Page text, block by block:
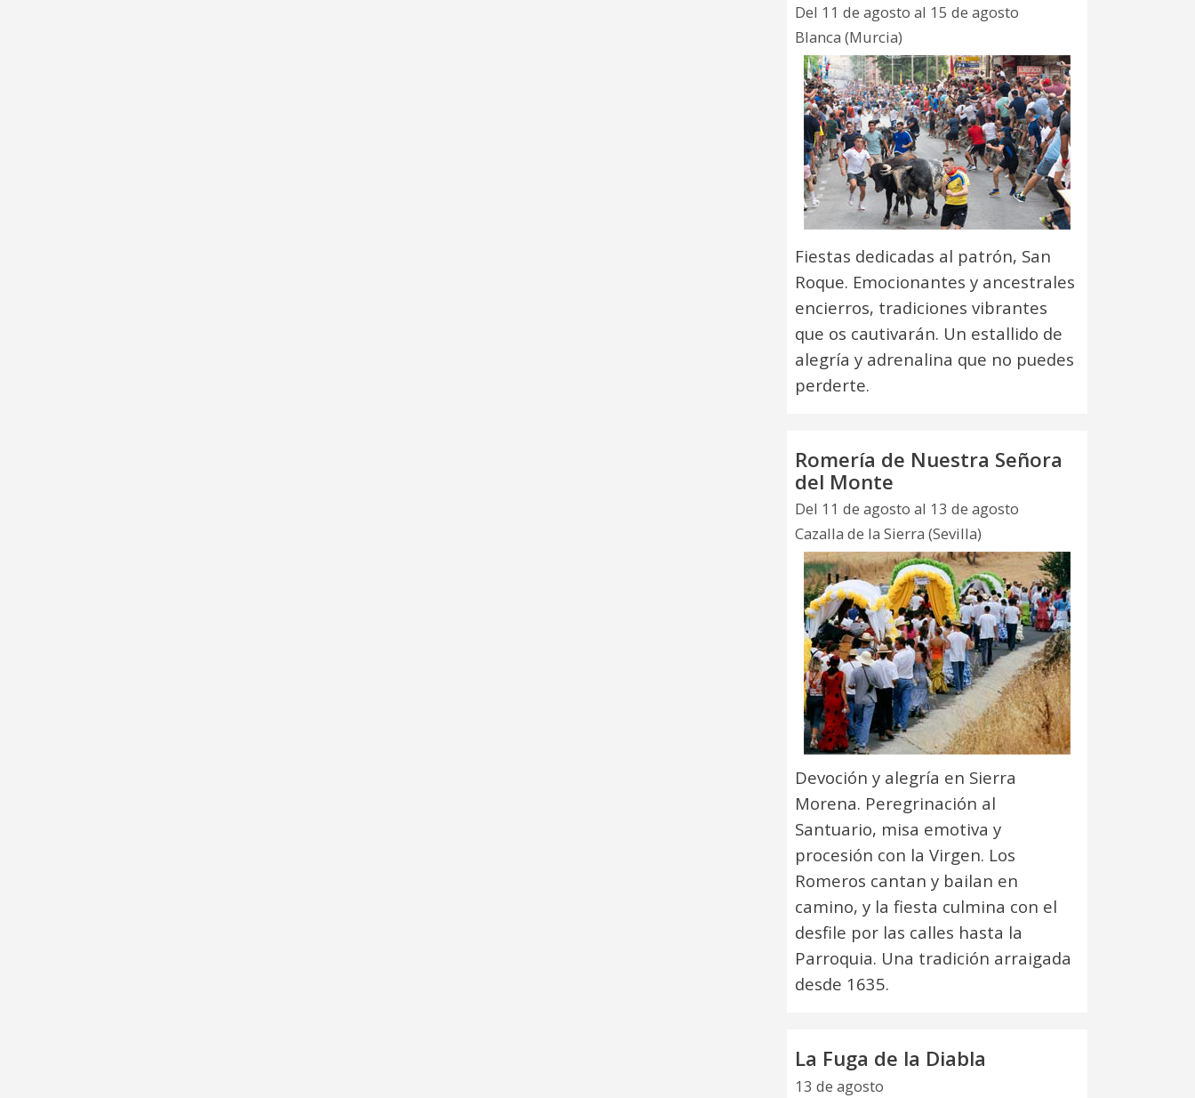
Del 11 de agosto al 15 de agosto
Blanca (Murcia)
Fiestas dedicadas al patrón, San
Roque. Emocionantes y ancestrales
encierros, tradiciones vibrantes
que os cautivarán. Un estallido de
alegría y adrenalina que no puedes
perderte.
Romería de Nuestra Señora
del Monte
Del 11 de agosto al 13 de agosto
Cazalla de la Sierra (Sevilla)
Devoción y alegría en Sierra
Morena. Peregrinación al
Santuario, misa emotiva y
procesión con la Virgen. Los
Romeros cantan y bailan en
camino, y la fiesta culmina con el
desfile por las calles hasta la
Parroquia. Una tradición arraigada
desde 1635.
La Fuga de la Diabla
13 de agosto